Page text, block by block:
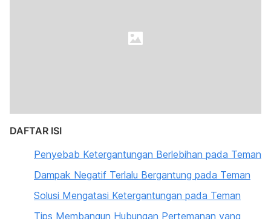
DAFTAR ISI
Penyebab Ketergantungan Berlebihan pada Teman
Dampak Negatif Terlalu Bergantung pada Teman
Solusi Mengatasi Ketergantungan pada Teman
Tips Membangun Hubungan Pertemanan yang